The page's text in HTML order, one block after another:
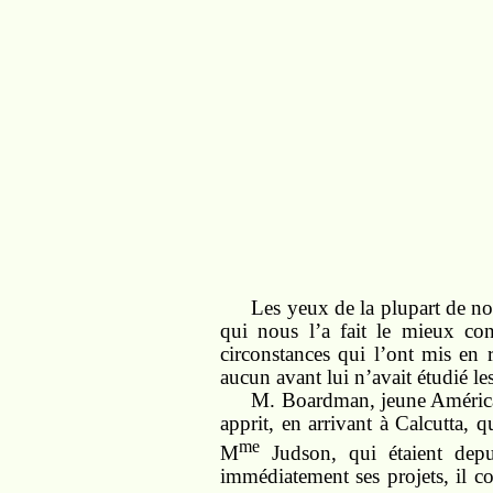
Les yeux de la plupart de
qui nous l’a fait le mieux
circonstances qui l’ont mis
aucun avant lui n’avait étudié
M. Boardman, jeune
apprit, en arrivant à Calcutta,
Mme
Judson, qui étaient
immédiatement ses projets, il